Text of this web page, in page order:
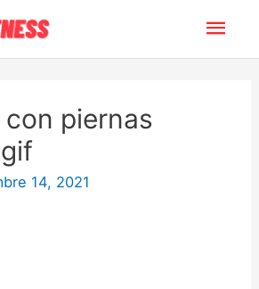
piernas
14, 2021